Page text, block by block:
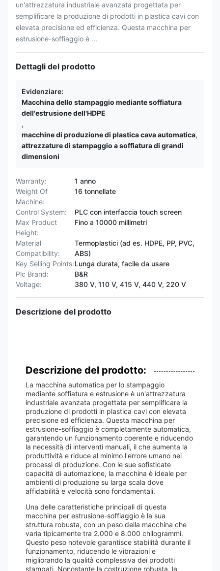
un'attrezzatura industriale avanzata progettata per
semplificare la produzione di prodotti in plastica cavi con
elevata precisione ed efficienza. Questa macchina per
estrusione-soffiaggio è ...
Dettagli del prodotto
Evidenziare:
Macchina dello stampaggio mediante soffiatura
dell'estrusione dell'HDPE
,
macchine di produzione di plastica cava automatica,
attrezzature di stampaggio a soffiatura di grandi
dimensioni
Warranty:
1 anno
Weight Of
Machine:
16 tonnellate
Control System:
PLC con interfaccia touch screen
Max Product
Height:
Fino a 10000 millimetri
Material
Compatibility:
Termoplastici (ad es. HDPE, PP, PVC,
ABS)
Key Selling Points:Lunga durata, facile da usare
Plc Brand:
B&R
Voltage:
380 V, 110 V, 415 V, 440 V, 220 V
Descrizione del prodotto
Descrizione del prodotto:
La macchina automatica per lo stampaggio
mediante soffiatura e estrusione è un'attrezzatura
industriale avanzata progettata per semplificare la
produzione di prodotti in plastica cavi con elevata
precisione ed efficienza. Questa macchina per
estrusione-soffiaggio è completamente automatica,
garantendo un funzionamento coerente e riducendo
la necessità di interventi manuali, il che aumenta la
produttività e riduce al minimo l'errore umano nei
processi di produzione. Con le sue sofisticate
capacità di automazione, la macchina è ideale per
ambienti di produzione su larga scala dove
affidabilità e velocità sono fondamentali.
Una delle caratteristiche principali di questa
macchina per estrusione-soffiaggio è la sua
struttura robusta, con un peso della macchina che
varia tipicamente tra 2.000 e 8.000 chilogrammi.
Questo peso notevole garantisce stabilità durante il
funzionamento, riducendo le vibrazioni e
migliorando la qualità complessiva dei prodotti
stampati. Nonostante la costruzione robusta, la